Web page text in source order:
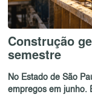
Construção
semestre
No Estado de São
empregos em junho.